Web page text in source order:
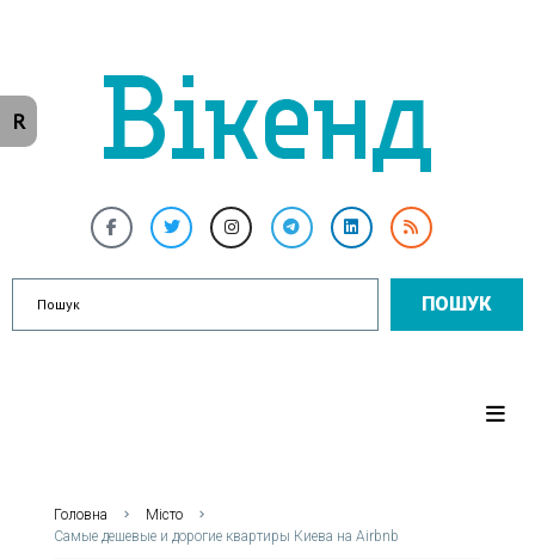
ПОШУК
Головна
Місто
Самые дешевые и дорогие квартиры Киева на Airbnb
R